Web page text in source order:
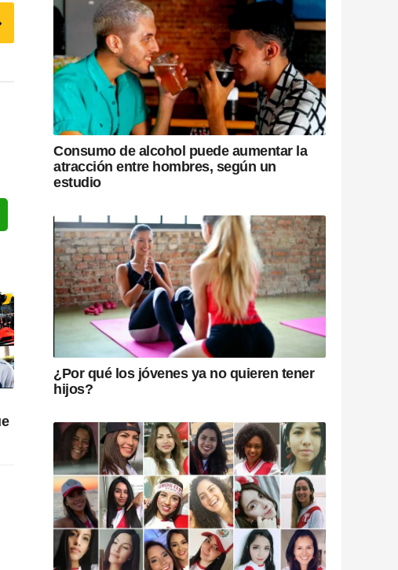
Consumo de alcohol puede aumentar la
atracción entre hombres, según un
estudio
¿Por qué los jóvenes ya no quieren tener
hijos?